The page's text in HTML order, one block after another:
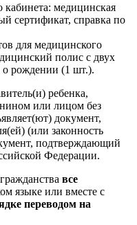
медицинская
сертификат, справка по
для медицинского
полис с двух
о рождении (1 шт.).
ребенка,
или лицом без
документ,
(или законность
подтверждающий
Федерации.
все
языке или вместе с
переводом на